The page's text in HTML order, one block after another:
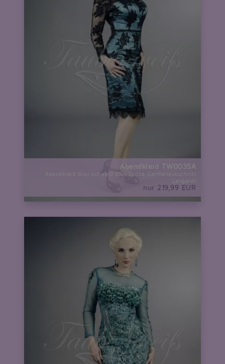
Abendkleid TW0035A
Abendkleid blau schwarz Etui Spitze Carmenausschnitt
Langarm
nur 219,99 EUR